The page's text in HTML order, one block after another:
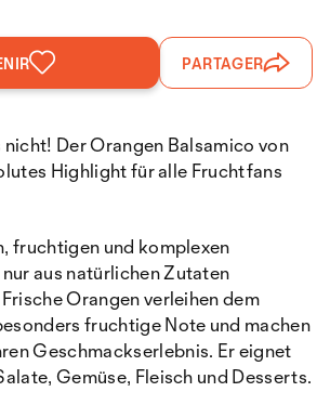
PARTAGER
nicht! Der Orangen Balsamico von
Highlight für alle Fruchtfans
fruchtigen und komplexen
aus natürlichen Zutaten
Orangen verleihen dem
fruchtige Note und machen
Geschmackserlebnis. Er eignet
Gemüse, Fleisch und Desserts.